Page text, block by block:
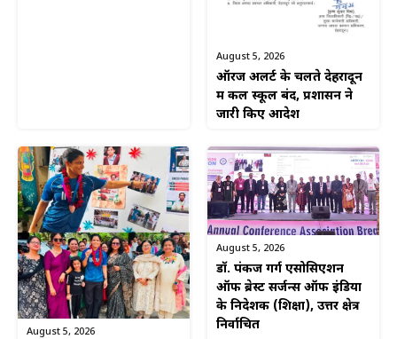
August 5, 2026
ऑरेंज अलर्ट के चलते देहरादून
में कल स्कूल बंद, प्रशासन ने
जारी किए आदेश
August 5, 2026
August 5, 2026
डॉ. पंकज गर्ग एसोसिएशन
ऑफ ब्रेस्ट सर्जन्स ऑफ इंडिया
के निदेशक (शिक्षा), उत्तर क्षेत्र
निर्वाचित